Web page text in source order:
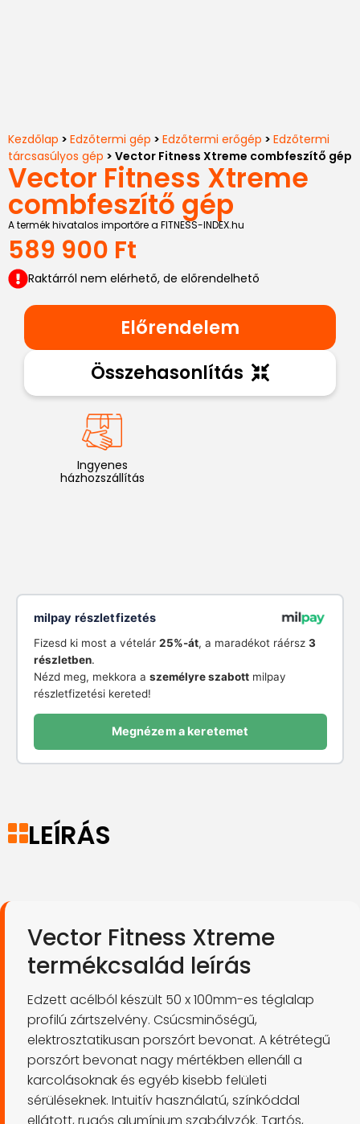
Kezdőlap > Edzőtermi gép > Edzőtermi erőgép > Edzőtermi
tárcsasúlyos gép > Vector Fitness Xtreme combfeszítő gép
Vector Fitness Xtreme
combfeszítő gép
A termék hivatalos importőre a FITNESS-INDEX.hu
589 900 Ft
Raktárról nem elérhető, de előrendelhető
Előrendelem
Összehasonlítás
Ingyenes
házhozszállítás
milpay részletfizetés
Fizesd ki most a vételár 25%-át, a maradékot ráérsz 3
részletben.
Nézd meg, mekkora a személyre szabottmilpay
részletfizetési kereted!
Megnézem a keretemet
LEÍRÁS
Vector Fitness Xtreme
termékcsalád leírás
Edzett acélból készült 50 x 100mm-es téglalap
profilú zártszelvény. Csúcsminőségű,
elektrosztatikusan porszórt bevonat. A kétrétegű
porszórt bevonat nagy mértékben ellenáll a
karcolásoknak és egyéb kisebb felületi
sérüléseknek. Intuitív használatú, színkóddal
ellátott, rugós alumínium szabályzók. Tartós,